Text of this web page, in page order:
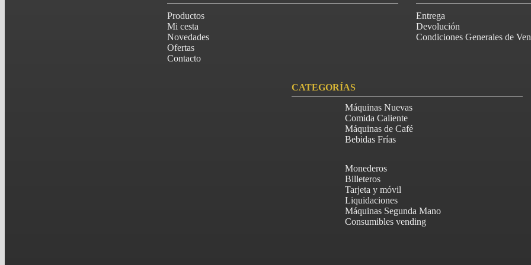
Productos
Mi cesta
Novedades
Ofertas
Contacto
Entrega
Devolución
Condiciones Generales de
CATEGORÍAS
Máquinas Nuevas
Comida Caliente
Máquinas de Café
Bebidas Frías
Monederos
Billeteros
Tarjeta y móvil
Liquidaciones
Máquinas Segunda Mano
Consumibles vending